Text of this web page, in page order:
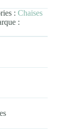
: Chaises
: